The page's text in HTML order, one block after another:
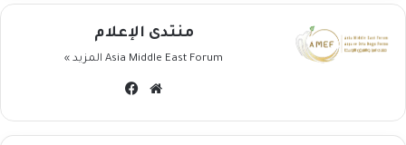
منتدى الإعلام
Asia Middle East Forum المزيد »
موقع